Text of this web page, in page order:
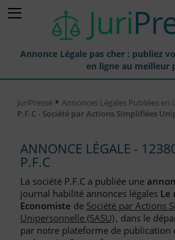
Annonce Légale pas cher : publiez
en ligne au meilleur
Annonces Légales Publiées
Journaux Habilités (JAL) Annonces Légales
Départements pour la Publication
Liste des Greffes
Liste des CCI
JuriPresse
Annonces Légales Publiées en
P.F.C - Société par Actions Simplifiées
ANNONCE LÉGALE -
P.F.C
La société P.F.C a publiée une
journal habilité annonces légales Le
Economiste de Société par Actions
Unipersonnelle (SASU), dans le
par notre plateforme de publication